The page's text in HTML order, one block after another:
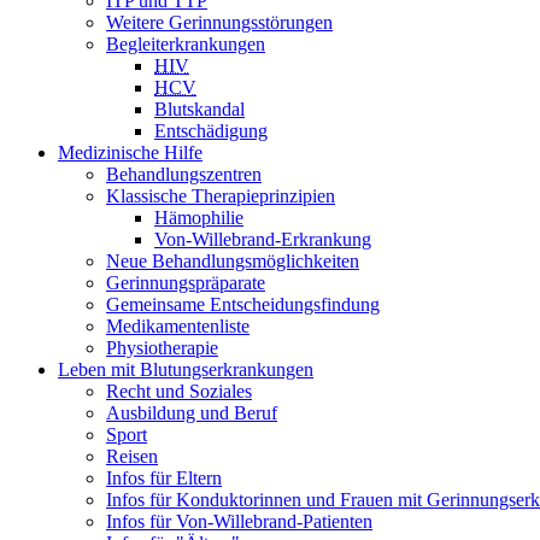
Weitere Gerinnungsstörungen
Begleiterkrankungen
HIV
HCV
Blutskandal
Entschädigung
Medizinische Hilfe
Behandlungszentren
Klassische Therapieprinzipien
Hämophilie
Von-Willebrand-Erkrankung
Neue Behandlungsmöglichkeiten
Gerinnungspräparate
Gemeinsame Entscheidungsfindung
Medikamentenliste
Physiotherapie
Leben mit Blutungserkrankungen
Recht und Soziales
Ausbildung und Beruf
Sport
Reisen
Infos für Eltern
Infos für Konduktorinnen und Frauen mit
Infos für Von-Willebrand-Patienten